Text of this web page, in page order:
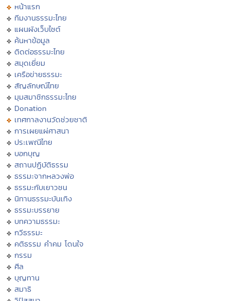
หน้าแรก
ทีมงานธรรมะไทย
แผนผังเว็บไซต์
ค้นหาข้อมูล
ติดต่อธรรมะไทย
สมุดเยี่ยม
เครือข่ายธรรมะ
สัญลักษณ์ไทย
มุมสมาชิกธรรมะไทย
Donation
เทศกาลงานวัดช่วยชาติ
การเผยแผ่ศาสนา
ประเพณีไทย
บอกบุญ
สถานปฏิบัติธรรม
ธรรมะจากหลวงพ่อ
ธรรมะกับเยาวชน
นิทานธรรมะบันเทิง
ธรรมะบรรยาย
บทความธรรมะ
กวีธรรมะ
คติธรรม คำคม โดนใจ
กรรม
ศีล
บุญทาน
สมาธิ